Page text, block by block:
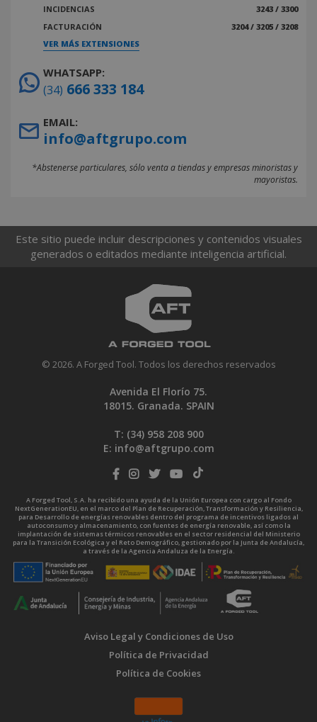
INCIDENCIAS
3243 / 3300
FACTURACIÓN
3204 / 3205 / 3208
VER MÁS EXTENSIONES
WHATSAPP:
(34) 666 333 184
EMAIL:
info@aftgrupo.com
*Abstenerse particulares, sólo venta a tiendas y empresas minoristas y
mayoristas.
Este sitio puede incluir descripciones y contenidos visuales
generados o editados mediante inteligencia artificial.
© 2026. A Forged Tool. Todos los derechos reservados
Avenida El Florío 75.
18015. Granada. SPAIN
T: (34) 958 208 900
E: info@aftgrupo.com
A Forged Tool, S.A. ha recibido una ayuda de la Unión Europea con cargo al Fondo
NextGenerationEU, en el marco del Plan de Recuperación, Transformación y Resiliencia,
para Desarrollo de energías renovables dentro del programa de incentivos ligados al
autoconsumo y almacenamiento, con fuentes de energía renovable, así como la
implantación de sistemas térmicos renovables en el sector residencial del Ministerio
para la Transición Ecológica y el Reto Demográfico, gestionado por la Junta de Andalucía,
a través de la Agencia Andaluza de la Energía.
Aviso Legal y Condiciones de Uso
Política de Privacidad
Política de Cookies